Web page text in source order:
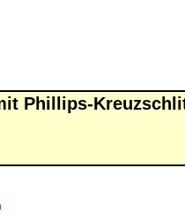
Phillips-